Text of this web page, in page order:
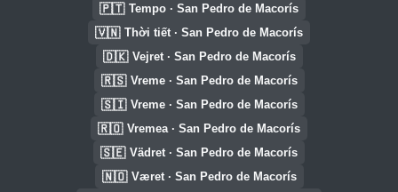
🇵🇹 Tempo · San Pedro de Macorís
🇻🇳 Thời tiết · San Pedro de Macorís
🇩🇰 Vejret · San Pedro de Macorís
🇷🇸 Vreme · San Pedro de Macorís
🇸🇮 Vreme · San Pedro de Macorís
🇷🇴 Vremea · San Pedro de Macorís
🇸🇪 Vädret · San Pedro de Macorís
🇳🇴 Været · San Pedro de Macorís